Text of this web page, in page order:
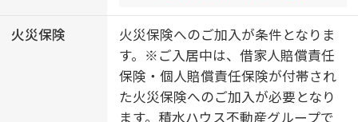
浄便座）／全居室エアコン付／エア
コン（３台設置）／クーラースリー
ブ有／断熱複層ガラス／ＡＰ用フロ
ーリング／網戸／雨戸（シャッター
タイプ）／バルコニー／大型玄関収
火災保険
火災保険へのご加入が条件となりま
す。※ご入居中は、借家人賠償責任
保険・個人賠償責任保険が付帯され
た火災保険へのご加入が必要となり
ます。積水ハウス不動産グループで